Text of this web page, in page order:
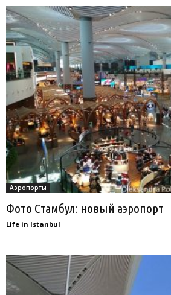
Аэропорты
Фото Стамбул: новый аэропорт
Life in Istanbul